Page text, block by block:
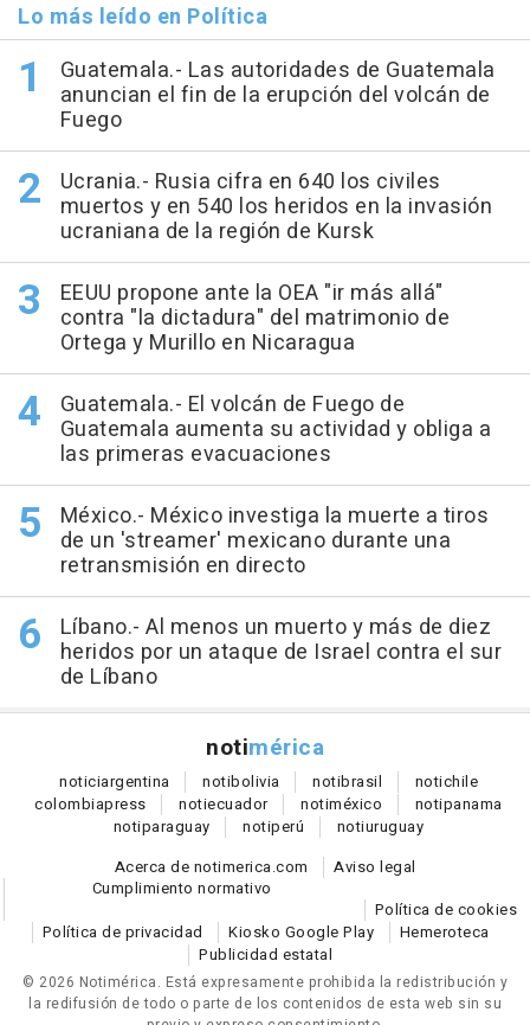
Lo más leído en Política
Guatemala.- Las autoridades de Guatemala
anuncian el fin de la erupción del volcán de
Fuego
Ucrania.- Rusia cifra en 640 los civiles
muertos y en 540 los heridos en la invasión
ucraniana de la región de Kursk
EEUU propone ante la OEA "ir más allá"
contra "la dictadura" del matrimonio de
Ortega y Murillo en Nicaragua
Guatemala.- El volcán de Fuego de
Guatemala aumenta su actividad y obliga a
las primeras evacuaciones
México.- México investiga la muerte a tiros
de un 'streamer' mexicano durante una
retransmisión en directo
Líbano.- Al menos un muerto y más de diez
heridos por un ataque de Israel contra el sur
de Líbano
notimérica
noticiargentina notibolivia notibrasil notichile
colombiapress notiecuador notiméxico notipanama
notiparaguay notiperú notiuruguay
Acerca de notimerica.com
Aviso legal
Cumplimiento normativo
Política de cookies
Política de privacidad
Kiosko Google Play
Hemeroteca
Publicidad estatal
© 2026 Notimérica. Está expresamente prohibida la redistribución y
la redifusión de todo o parte de los contenidos de esta web sin su